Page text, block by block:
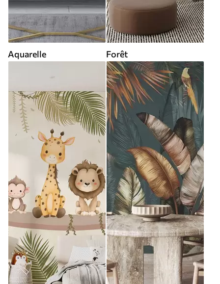
Aquarelle Forêt